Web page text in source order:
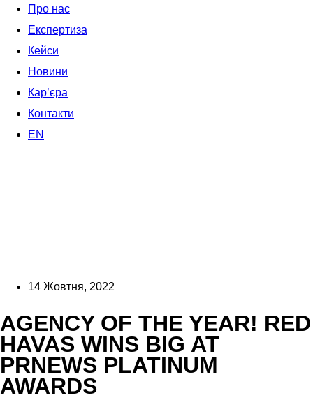
Про нас
Експертиза
Кейси
Новини
Кар’єра
Контакти
EN
14 Жовтня, 2022
AGENCY OF THE YEAR! RED
HAVAS WINS BIG AT
PRNEWS PLATINUM
AWARDS